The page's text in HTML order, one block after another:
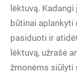
lėktuvą.
būtinai aplankyti
pasiduoti ir
lėktuvą, užrašė
žmonėms siūlyti